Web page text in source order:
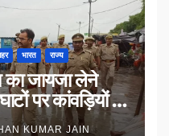
भारत राज्य
का जायजा लेने
पर कांवड़ियों से
KUMAR JAIN